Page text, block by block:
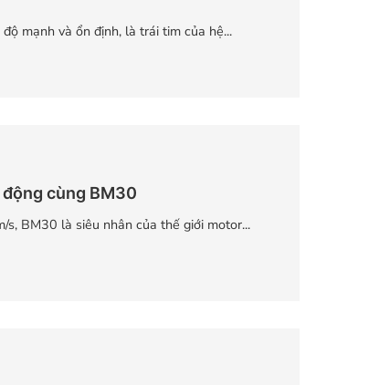
mạnh và ổn định, là trái tim của hệ...
cùng BM30
s, BM30 là siêu nhân của thế giới motor...